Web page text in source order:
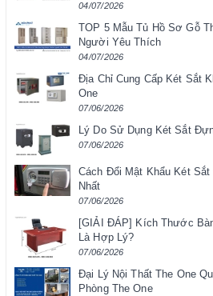
04/07/2026
TOP 5 Mẫu Tủ Hồ Sơ Gỗ
Người Yêu Thích
04/07/2026
Địa Chỉ Cung Cấp Két Sắt
One
07/06/2026
Lý Do Sử Dụng Két Sắt
07/06/2026
Cách Đổi Mật Khẩu Két
Nhất
07/06/2026
[GIẢI ĐÁP] Kích Thước
Là Hợp Lý?
07/06/2026
Đại Lý Nội Thất The One
Phòng The One